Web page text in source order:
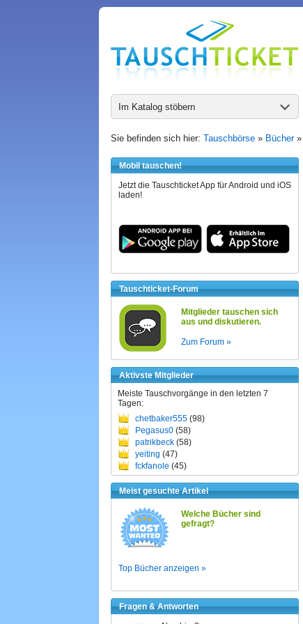
Im Katalog stöbern
Sie befinden sich hier: Tauschbörse » Bücher»
Mobil tauschen!
Jetzt die Tauschticket App für Android und iOS
laden!
Tauschticket-Forum
Mitglieder tauschen sich
aus und diskutieren.
Zum Forum »
Aktivste Mitglieder
Meiste Tauschvorgänge in den letzten 7
Tagen:
chetbaker555 (98)
Pegasus0 (58)
patrikbeck (58)
yeiting (47)
fckfanole (45)
Meist gesuchte Artikel
Welche Bücher sind
gefragt?
Top Bücher anzeigen »
Fragen & Antworten